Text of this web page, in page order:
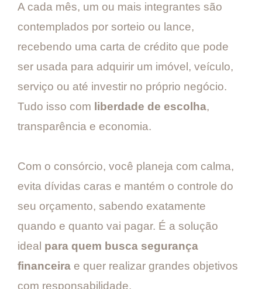
A cada mês, um ou mais integrantes são
contemplados por sorteio ou lance,
recebendo uma carta de crédito que pode
ser usada para adquirir um imóvel, veículo,
serviço ou até investir no próprio negócio.
Tudo isso com liberdade de escolha,
transparência e economia.
Com o consórcio, você planeja com calma,
evita dívidas caras e mantém o controle do
seu orçamento, sabendo exatamente
quando e quanto vai pagar. É a solução
ideal para quem busca segurança
financeira e quer realizar grandes objetivos
com responsabilidade.